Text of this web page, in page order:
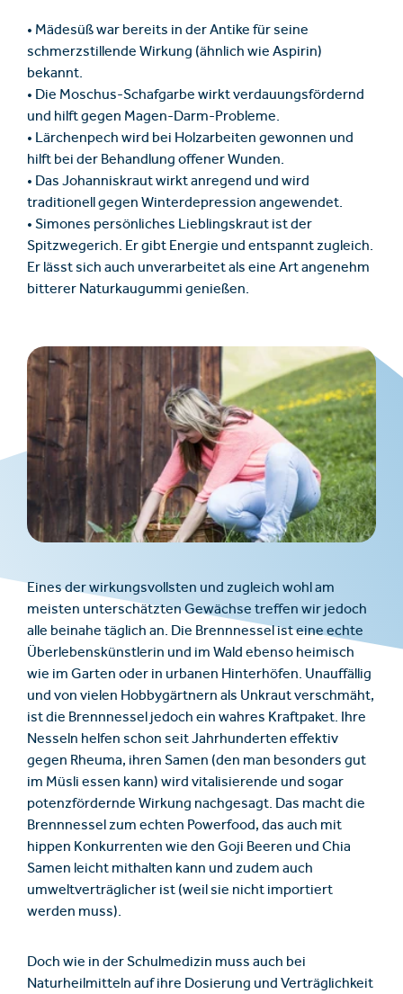
• Mädesüß war bereits in der Antike für seine
schmerzstillende Wirkung (ähnlich wie Aspirin)
bekannt.
• Die Moschus-Schafgarbe wirkt verdauungsfördernd
und hilft gegen Magen-Darm-Probleme.
• Lärchenpech wird bei Holzarbeiten gewonnen und
hilft bei der Behandlung offener Wunden.
• Das Johanniskraut wirkt anregend und wird
traditionell gegen Winterdepression angewendet.
• Simones persönliches Lieblingskraut ist der
Spitzwegerich. Er gibt Energie und entspannt zugleich.
Er lässt sich auch unverarbeitet als eine Art angenehm
bitterer Naturkaugummi genießen.
Eines der wirkungsvollsten und zugleich wohl am
meisten unterschätzten Gewächse treffen wir jedoch
alle beinahe täglich an. Die Brennnessel ist eine echte
Überlebenskünstlerin und im Wald ebenso heimisch
wie im Garten oder in urbanen Hinterhöfen. Unauffällig
und von vielen Hobbygärtnern als Unkraut verschmäht,
ist die Brennnessel jedoch ein wahres Kraftpaket. Ihre
Nesseln helfen schon seit Jahrhunderten effektiv
gegen Rheuma, ihren Samen (den man besonders gut
im Müsli essen kann) wird vitalisierende und sogar
potenzfördernde Wirkung nachgesagt. Das macht die
Brennnessel zum echten Powerfood, das auch mit
hippen Konkurrenten wie den Goji Beeren und Chia
Samen leicht mithalten kann und zudem auch
umweltverträglicher ist (weil sie nicht importiert
werden muss).
Doch wie in der Schulmedizin muss auch bei
Naturheilmitteln auf ihre Dosierung und Verträglichkeit